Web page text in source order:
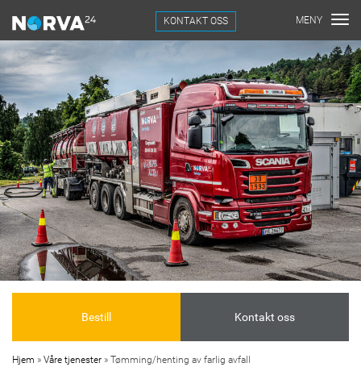
KONTAKT OSS
Bestill Kontakt oss
Hjem » Våre tjenester » Tømming/henting av farlig avfall